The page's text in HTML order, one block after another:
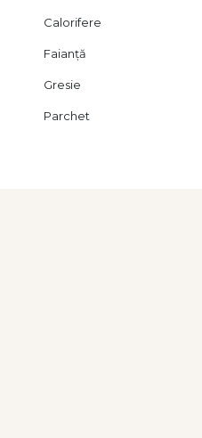
Calorifere
Faianță
Gresie
Parchet